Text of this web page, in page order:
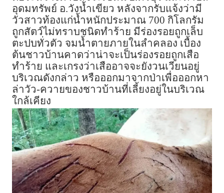
อุดมทรัพย์ อ.วังน้ำเขียว หลังจากรับแจ้งว่ามี
วัวสาวท้องแก่น้ำหนักประมาณ 700 กิโลกรัม
ถูกสัตว์ไม่ทราบชนิดทำร้าย มีร่องรอยถูกเล็บ
ตะปบทั่วตัว จมน้ำตายภายในลำคลอง เบื้อง
ต้นชาวบ้านคาดว่าน่าจะเป็นร่องรอยถูกเสือ
ทำร้าย และเกรงว่าเสืออาจจะยังวนเวียนอยู่
บริเวณดังกล่าว หรือออกมาจากป่าเพื่อออกหา
ล่าวัว-ควายของชาวบ้านที่เลี้ยงอยู่ในบริเวณ
ใกล้เคียง